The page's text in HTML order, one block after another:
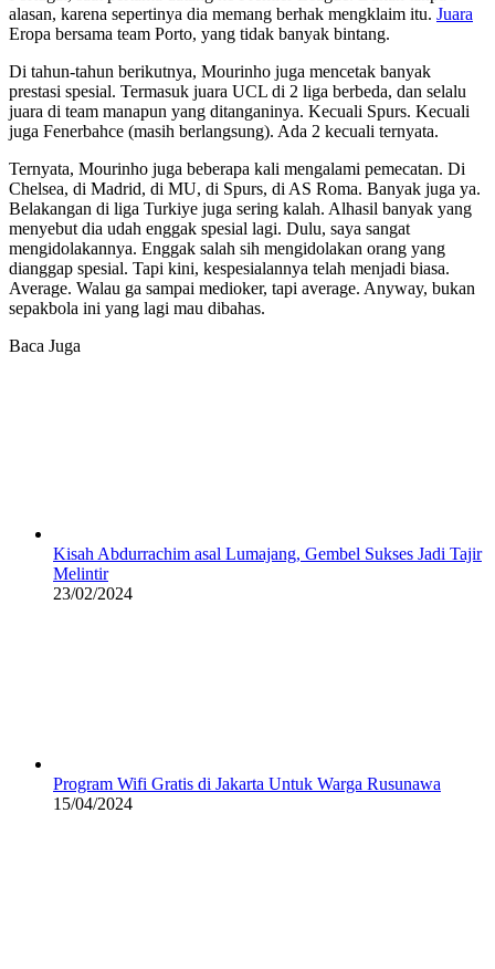
alasan, karena sepertinya dia memang berhak mengklaim itu. Juara
Eropa bersama team Porto, yang tidak banyak bintang.
Di tahun-tahun berikutnya, Mourinho juga mencetak banyak
prestasi spesial. Termasuk juara UCL di 2 liga berbeda, dan selalu
juara di team manapun yang ditanganinya. Kecuali Spurs. Kecuali
juga Fenerbahce (masih berlangsung). Ada 2 kecuali ternyata.
Ternyata, Mourinho juga beberapa kali mengalami pemecatan. Di
Chelsea, di Madrid, di MU, di Spurs, di AS Roma. Banyak juga ya.
Belakangan di liga Turkiye juga sering kalah. Alhasil banyak yang
menyebut dia udah enggak spesial lagi. Dulu, saya sangat
mengidolakannya. Enggak salah sih mengidolakan orang yang
dianggap spesial. Tapi kini, kespesialannya telah menjadi biasa.
Average. Walau ga sampai medioker, tapi average. Anyway, bukan
sepakbola ini yang lagi mau dibahas.
Baca Juga
Kisah Abdurrachim asal Lumajang, Gembel Sukses Jadi Tajir
Melintir
23/02/2024
Program Wifi Gratis di Jakarta Untuk Warga Rusunawa
15/04/2024